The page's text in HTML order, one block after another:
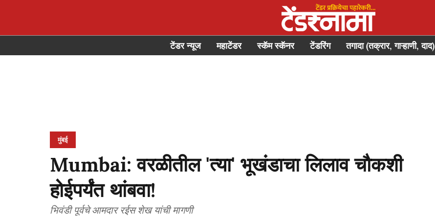
टेंडर न्यूज महाटेंडर स्कॅम स्कॅनर टेंडरिंग तगादा (तक्रार, गाऱ्हाणी, दाद)
मुंबई
Mumbai: वरळीतील 'त्या' भूखंडाचा लिलाव चौकशी
होईपर्यंत थांबवा!
भिवंडी पूर्वचे आमदार रईस शेख यांची मागणी